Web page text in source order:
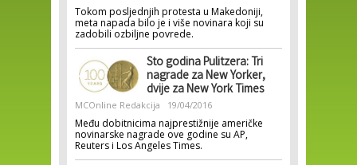
Tokom posljednjih protesta u Makedoniji,
meta napada bilo je i više novinara koji su
zadobili ozbiljne povrede.
Sto godina Pulitzera: Tri
nagrade za New Yorker,
dvije za New York Times
MCOnline Redakcija 19/04/2016
Među dobitnicima najprestižnije američke
novinarske nagrade ove godine su AP,
Reuters i Los Angeles Times.